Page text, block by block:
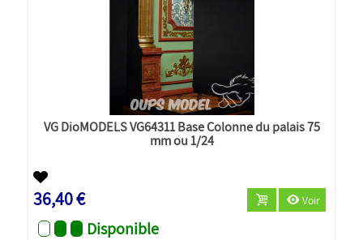
VG DioMODELS VG64311 Base Colonne du palais 75
mm ou 1/24
36,40 € Voir
Disponible